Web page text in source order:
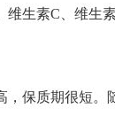
维生素C、维生
保质期很短。